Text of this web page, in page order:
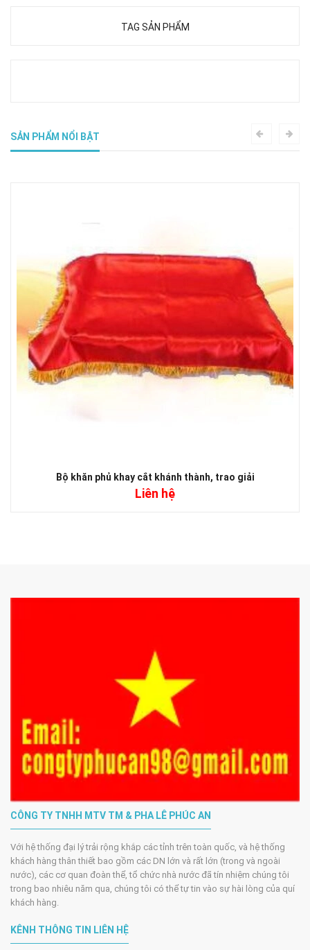
TAG SẢN PHẨM
SẢN PHẨM NỔI BẬT
Bộ khăn phủ khay cắt khánh thành, trao giải
Liên hệ
CÔNG TY TNHH MTV TM & PHA LÊ PHÚC AN
Với hệ thống đại lý trải rộng khắp các tỉnh trên toàn quốc, và hệ thống
khách hàng thân thiết bao gồm các DN lớn và rất lớn (trong và ngoài
nước), các cơ quan đoàn thể, tổ chức nhà nước đã tín nhiệm chúng tôi
trong bao nhiêu năm qua, chúng tôi có thể tự tin vào sự hài lòng của quí
khách hàng.
KÊNH THÔNG TIN LIÊN HỆ